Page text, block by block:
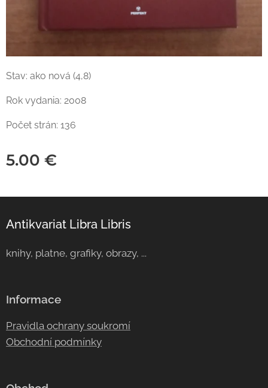
Stav: ako nová (4,8)
Rok vydania: 2008
Počet strán: 136
5.00 €
Antikvariat Libra Libris
knihy, platne, grafiky, obrazy, ...
Informace
Pravidla ochrany soukromí
Obchodní podmínky